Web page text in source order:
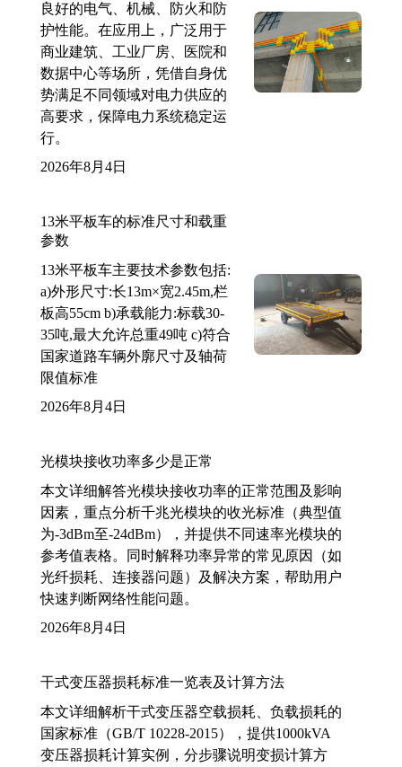
良好的电气、机械、防火和防
护性能。在应用上，广泛用于
商业建筑、工业厂房、医院和
数据中心等场所，凭借自身优
势满足不同领域对电力供应的
高要求，保障电力系统稳定运
行。
2026年8月4日
13米平板车的标准尺寸和载重
参数
13米平板车主要技术参数包括:
a)外形尺寸:长13m×宽2.45m,栏
板高55cm b)承载能力:标载30-
35吨,最大允许总重49吨 c)符合
国家道路车辆外廓尺寸及轴荷
限值标准
2026年8月4日
光模块接收功率多少是正常
本文详细解答光模块接收功率的正常范围及影响
因素，重点分析千兆光模块的收光标准（典型值
为-3dBm至-24dBm），并提供不同速率光模块的
参考值表格。同时解释功率异常的常见原因（如
光纤损耗、连接器问题）及解决方案，帮助用户
快速判断网络性能问题。
2026年8月4日
干式变压器损耗标准一览表及计算方法
本文详细解析干式变压器空载损耗、负载损耗的
国家标准（GB/T 10228-2015），提供1000kVA
变压器损耗计算实例，分步骤说明变损计算方